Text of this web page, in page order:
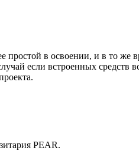
простой в освоении, и в то же
если встроенных
PEAR.